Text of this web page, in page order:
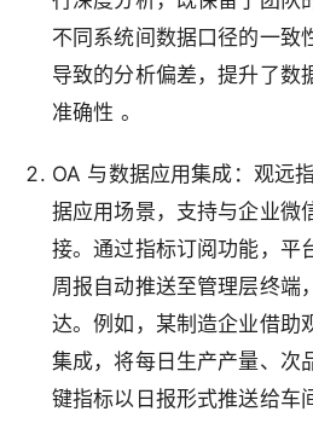
不同系统间数据口径的一致
导致的分析偏差，提升了数
准确性 。
OA 与数据应用集成 ：观远
据应用场景，支持与企业微
接。通过指标订阅功能，平
周报自动推送至管理层终端
达。例如，某制造企业借助
集成，将每日生产产量、次
键指标以日报形式推送给车